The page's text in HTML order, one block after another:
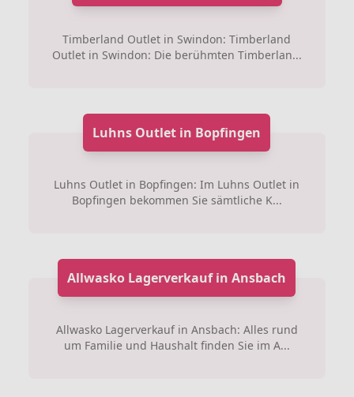
Timberland Outlet in Swindon: Timberland
Outlet in Swindon: Die berühmten Timberlan...
Luhns Outlet in Bopfingen
Luhns Outlet in Bopfingen: Im Luhns Outlet in
Bopfingen bekommen Sie sämtliche K...
Allwasko Lagerverkauf in Ansbach
Allwasko Lagerverkauf in Ansbach: Alles rund
um Familie und Haushalt finden Sie im A...